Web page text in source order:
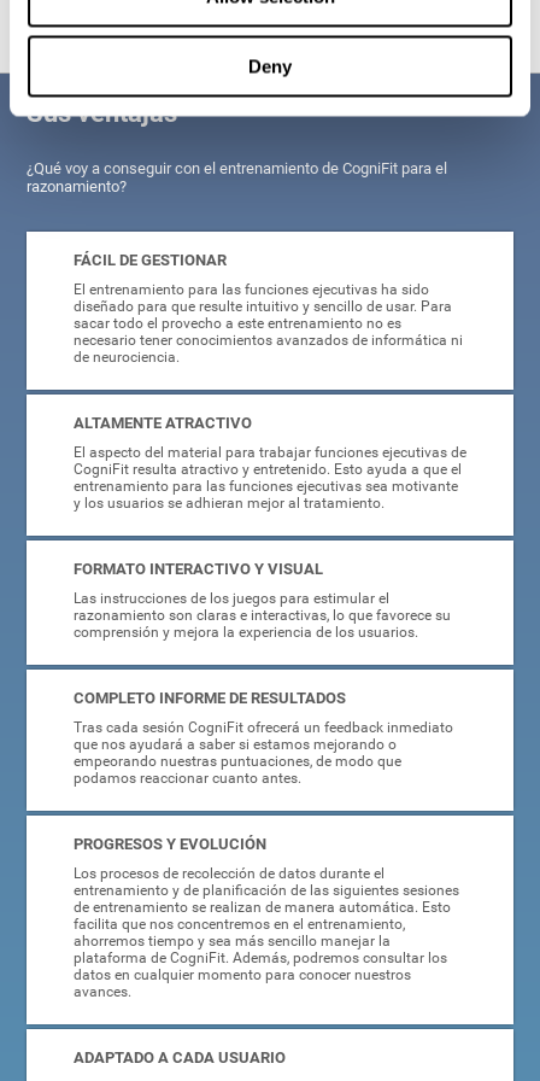
Deny
Sus ventajas
¿Qué voy a conseguir con el entrenamiento de CogniFit para el
razonamiento?
FÁCIL DE GESTIONAR
El entrenamiento para las funciones ejecutivas ha sido
diseñado para que resulte intuitivo y sencillo de usar. Para
sacar todo el provecho a este entrenamiento no es
necesario tener conocimientos avanzados de informática ni
de neurociencia.
ALTAMENTE ATRACTIVO
El aspecto del material para trabajar funciones ejecutivas de
CogniFit resulta atractivo y entretenido. Esto ayuda a que el
entrenamiento para las funciones ejecutivas sea motivante
y los usuarios se adhieran mejor al tratamiento.
FORMATO INTERACTIVO Y VISUAL
Las instrucciones de los juegos para estimular el
razonamiento son claras e interactivas, lo que favorece su
comprensión y mejora la experiencia de los usuarios.
COMPLETO INFORME DE RESULTADOS
Tras cada sesión CogniFit ofrecerá un feedback inmediato
que nos ayudará a saber si estamos mejorando o
empeorando nuestras puntuaciones, de modo que
podamos reaccionar cuanto antes.
PROGRESOS Y EVOLUCIÓN
Los procesos de recolección de datos durante el
entrenamiento y de planificación de las siguientes sesiones
de entrenamiento se realizan de manera automática. Esto
facilita que nos concentremos en el entrenamiento,
ahorremos tiempo y sea más sencillo manejar la
plataforma de CogniFit. Además, podremos consultar los
datos en cualquier momento para conocer nuestros
avances.
ADAPTADO A CADA USUARIO